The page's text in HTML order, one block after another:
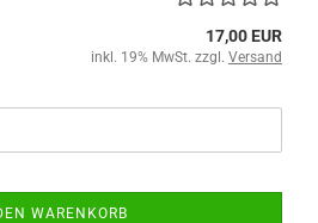
17,00 EUR
inkl. 19% MwSt. zzgl. Versand
WARENKORB